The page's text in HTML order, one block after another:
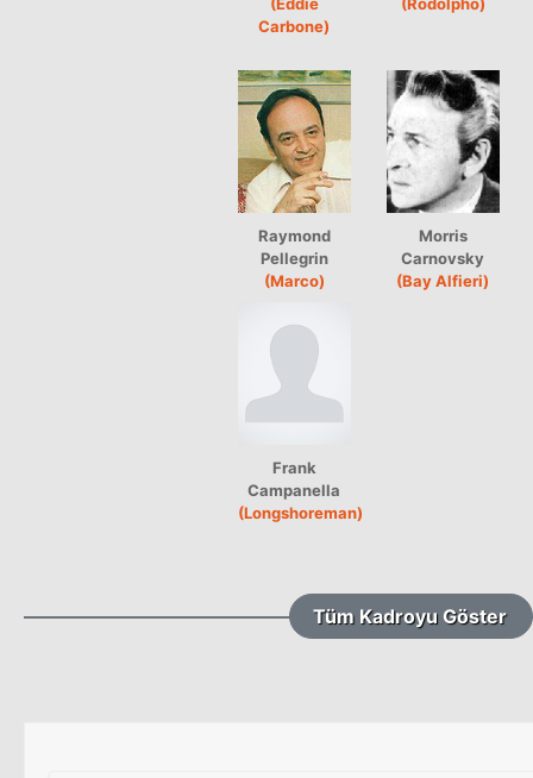
Carbone)
Raymond
Pellegrin
(Marco)
Morris
Carnovsky
(Bay Alfieri)
Frank
Campanella
(Longshoreman)
Tüm Kadroyu Göster